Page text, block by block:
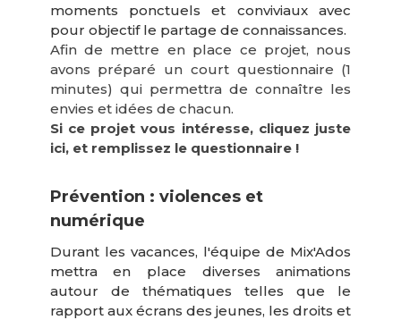
moments ponctuels et conviviaux avec
pour objectif le partage de connaissances.
Afin de mettre en place ce projet, nous
avons préparé un court questionnaire (1
minutes) qui permettra de connaître les
envies et idées de chacun.
Si ce projet vous intéresse, cliquez juste
ici, et remplissez le questionnaire !
Prévention : violences et
numérique
Durant les vacances, l'équipe de Mix'Ados
mettra en place diverses animations
autour de thématiques telles que le
rapport aux écrans des jeunes, les droits et